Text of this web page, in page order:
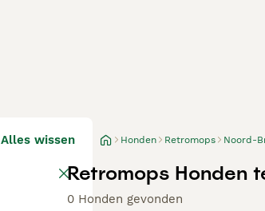
Alles wissen Honden Retromops Noord-
Retromops Honden
0 Honden gevonden